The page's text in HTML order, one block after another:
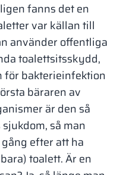
fanns det en
var källan till
använder offentliga
toalettsitsskydd,
för bakterieinfektion
bäraren av
är den så
så man
efter att ha
toalett. Är en